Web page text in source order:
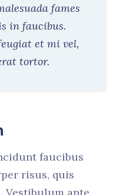
fames
in faucibus.
et mi vel,
tortor.
faucibus
risus, quis
Vestibulum ante